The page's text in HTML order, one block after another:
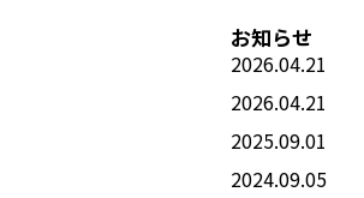
お知らせ
2026.04.21
2026.04.21
2025.09.01
2024.09.05